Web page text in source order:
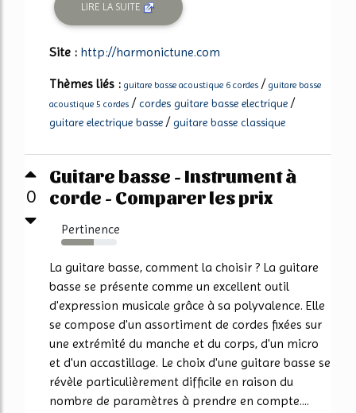
LIRE LA SUITE
Site : http://harmonictune.com
Thèmes liés : guitare basse acoustique 6 cordes / guitare basse
acoustique 5 cordes /cordes guitare basse electrique /
guitare electrique basse /guitare basse classique
0
Guitare basse - Instrument à
corde - Comparer les prix
Pertinence
59%
La guitare basse, comment la choisir ? La guitare
basse se présente comme un excellent outil
d'expression musicale grâce à sa polyvalence. Elle
se compose d'un assortiment de cordes fixées sur
une extrémité du manche et du corps, d'un micro
et d'un accastillage. Le choix d'une guitare basse se
révèle particulièrement difficile en raison du
nombre de paramètres à prendre en compte....